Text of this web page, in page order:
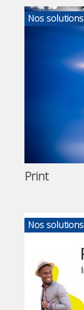
Nos solutions
Print
Nos solutions